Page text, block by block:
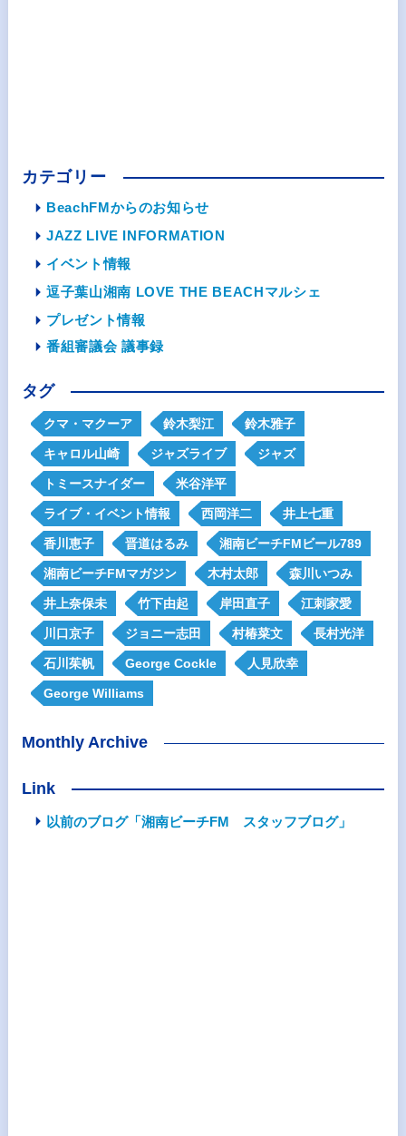
カテゴリー
BeachFMからのお知らせ
JAZZ LIVE INFORMATION
イベント情報
逗子葉山湘南 LOVE THE BEACHマルシェ
プレゼント情報
番組審議会 議事録
タグ
クマ・マクーア 鈴木梨江 鈴木雅子
キャロル山崎 ジャズライブ ジャズ
トミースナイダー 米谷洋平
ライブ・イベント情報 西岡洋二 井上七重
香川恵子 晋道はるみ 湘南ビーチFMビール789
湘南ビーチFMマガジン 木村太郎 森川いつみ
井上奈保未 竹下由起 岸田直子 江刺家愛
川口京子 ジョニー志田 村椿菜文 長村光洋
石川茱帆 George Cockle 人見欣幸
George Williams
Monthly Archive
Link
以前のブログ「湘南ビーチFM スタッフブログ」